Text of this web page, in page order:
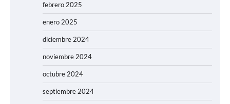
febrero 2025
enero 2025
diciembre 2024
noviembre 2024
octubre 2024
septiembre 2024